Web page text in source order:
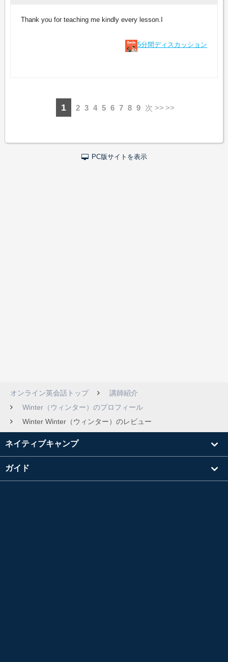
Thank you for teaching me kindly every lesson.I
5分間ディスカッション
1 2 3 4 5 6 7 8 9 次 >>
PC版サイトを表示
オンライン英会話トップ
講師紹介
Winter（ウィンター）のプロフィール
Winter Winter（ウィンター）のレビュー
ネイティブキャンプ
ガイド